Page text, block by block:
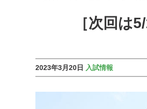
［次回は
2023年3月20日 入試情報